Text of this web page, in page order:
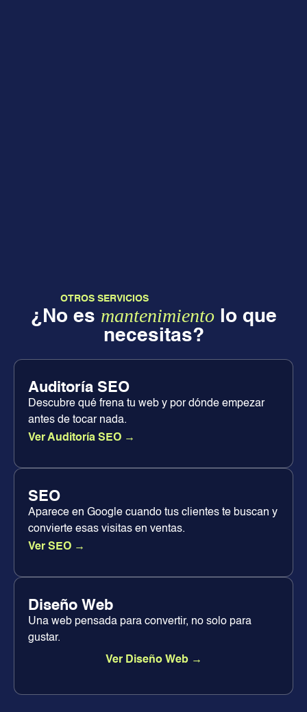
OTROS SERVICIOS
¿No es mantenimientolo que
necesitas?
Auditoría SEO
Descubre qué frena tu web y por dónde empezar
antes de tocar nada.
Ver Auditoría SEO →
SEO
Aparece en Google cuando tus clientes te buscan y
convierte esas visitas en ventas.
Ver SEO →
Diseño Web
Una web pensada para convertir, no solo para
gustar.
Ver Diseño Web →